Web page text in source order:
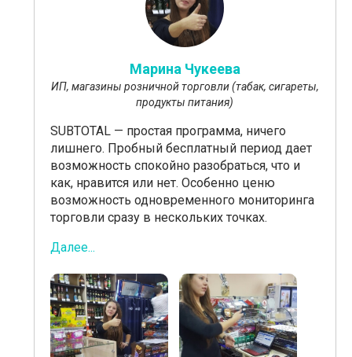
Марина Чукеева
ИП, магазины розничной торговли (табак, сигареты,
продукты питания)
SUBTOTAL — простая программа, ничего
лишнего. Пробный бесплатный период дает
возможность спокойно разобраться, что и
как, нравится или нет. Особенно ценю
возможность одновременного мониторинга
торговли сразу в нескольких точках.
Далее...